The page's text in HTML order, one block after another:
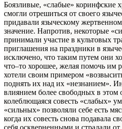
Боязливые, «слабые» коринфские
смогли отрешиться от своего
придавали языческому
значение. Напротив, некоторые
принимали участие в культовых
приглашения на праздники в
исключено, что таким путем они
что–то хорошее, желая помочь им
хотели своим примером
поднять их над их «незнанием».
влиянием более свободных в этом
колеблющаяся совесть «слабых»
«сильных» позволяли себе есть
когда их совесть снова подавала